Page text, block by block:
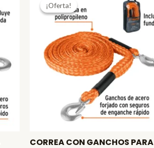
¡Oferta!
¡Oferta!
CORREA CON GANCHOS PARA